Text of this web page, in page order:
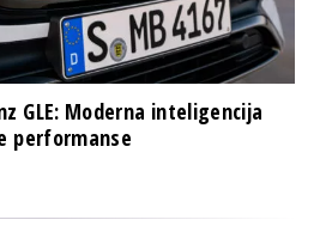
GLE: Moderna inteligencija
performanse